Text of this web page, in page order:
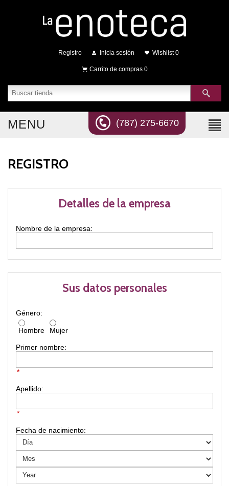
Registro Inicia sesión Wishlist 0
Carrito de compras 0
(787) 275-6670
MENU
REGISTRO
Sus datos personales
Género:
Hombre Mujer
Primer nombre:
*
Apellido:
*
Fecha de nacimiento:
Detalles de la empresa
Nombre de la empresa: